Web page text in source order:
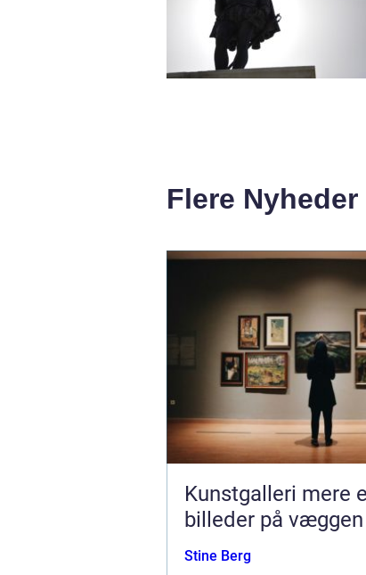
Flere Nyheder
Kunstgalleri mere end bare
billeder på væggen
Stine Berg